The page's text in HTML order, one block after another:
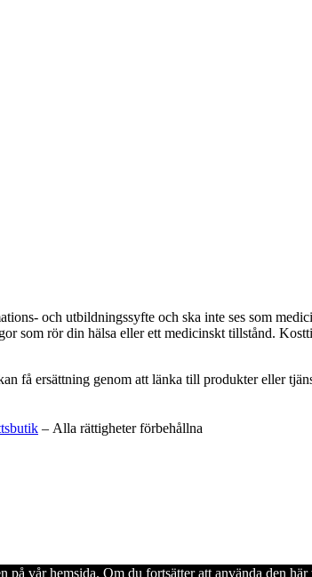
och utbildningssyfte och ska inte ses som
som rör din hälsa eller ett medicinskt tillstånd.
få ersättning genom att länka till produkter eller
– Alla rättigheter förbehållna
vår hemsida. Om du fortsätter att använda den